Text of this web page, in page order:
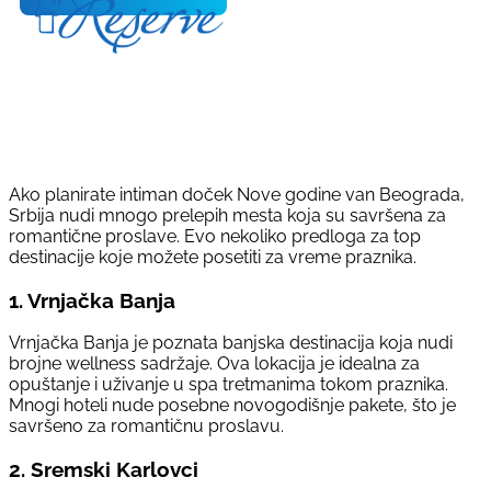
Ako planirate intiman doček Nove godine van Beograda,
Srbija nudi mnogo prelepih mesta koja su savršena za
romantične proslave. Evo nekoliko predloga za top
destinacije koje možete posetiti za vreme praznika.
1.Vrnjačka Banja
Vrnjačka Banja je poznata banjska destinacija koja nudi
brojne wellness sadržaje. Ova lokacija je idealna za
opuštanje i uživanje u spa tretmanima tokom praznika.
Mnogi hoteli nude posebne novogodišnje pakete, što je
savršeno za romantičnu proslavu.
2. Sremski Karlovci